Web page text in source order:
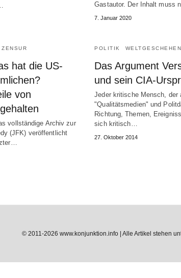
Gastautor. Der Inhalt muss
7. Januar 2020
ZENSUR
hat die US-
von
vollständige Archiv zur
(JFK) veröffentlicht
POLITIK WELTGESCHEHEN
Das Argument
und sein CIA-
Jeder kritische Mensch, der
"Qualitätsmedien" und
Richtung, Themen,
sich kritisch…
27. Oktober 2014
© 2011-2026 www.konjunktion.info | Alle Artikel stehen